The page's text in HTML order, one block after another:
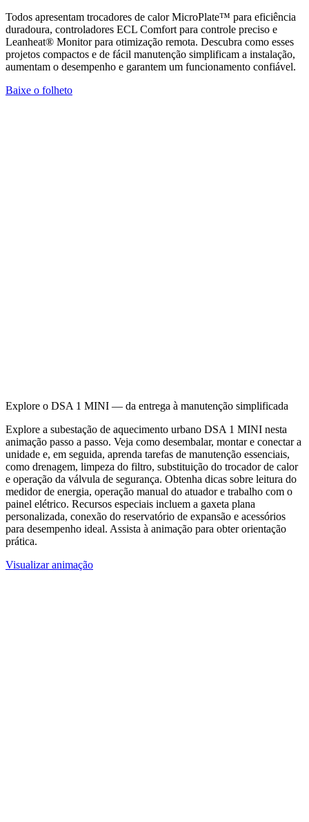
Todos apresentam trocadores de calor MicroPlate™ para eficiência
duradoura, controladores ECL Comfort para controle preciso e
Leanheat® Monitor para otimização remota. Descubra como esses
projetos compactos e de fácil manutenção simplificam a instalação,
aumentam o desempenho e garantem um funcionamento confiável.
Baixe o folheto
Explore o DSA 1 MINI — da entrega à manutenção simplificada
Explore a subestação de aquecimento urbano DSA 1 MINI nesta
animação passo a passo. Veja como desembalar, montar e conectar a
unidade e, em seguida, aprenda tarefas de manutenção essenciais,
como drenagem, limpeza do filtro, substituição do trocador de calor
e operação da válvula de segurança. Obtenha dicas sobre leitura do
medidor de energia, operação manual do atuador e trabalho com o
painel elétrico. Recursos especiais incluem a gaxeta plana
personalizada, conexão do reservatório de expansão e acessórios
para desempenho ideal. Assista à animação para obter orientação
prática.
Visualizar animação